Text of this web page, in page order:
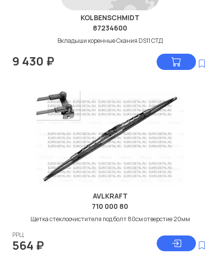
KOLBENSCHMIDT
87234600
Вкладыши коренные Скания DS11 СТД
9 430 ₽
AVLKRAFT
710 000 80
Щетка стеклоочистителя под болт 80см отверстие 20мм
РРЦ
564 ₽